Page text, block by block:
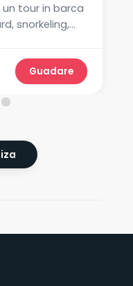
tour in barca
snorkeling,
Guadare